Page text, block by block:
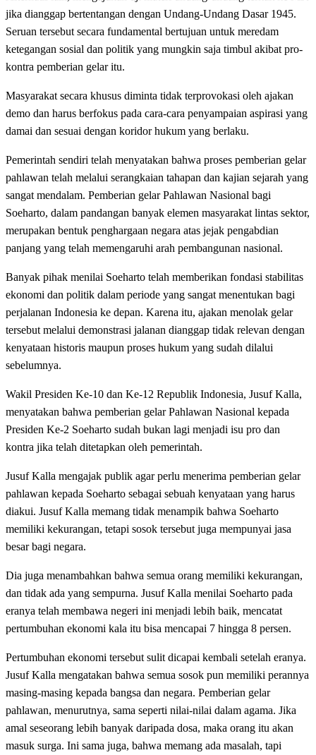
jika dianggap bertentangan dengan Undang-Undang Dasar 1945.
Seruan tersebut secara fundamental bertujuan untuk meredam
ketegangan sosial dan politik yang mungkin saja timbul akibat pro-
kontra pemberian gelar itu.
Masyarakat secara khusus diminta tidak terprovokasi oleh ajakan
demo dan harus berfokus pada cara-cara penyampaian aspirasi yang
damai dan sesuai dengan koridor hukum yang berlaku.
Pemerintah sendiri telah menyatakan bahwa proses pemberian gelar
pahlawan telah melalui serangkaian tahapan dan kajian sejarah yang
sangat mendalam. Pemberian gelar Pahlawan Nasional bagi
Soeharto, dalam pandangan banyak elemen masyarakat lintas sektor,
merupakan bentuk penghargaan negara atas jejak pengabdian
panjang yang telah memengaruhi arah pembangunan nasional.
Banyak pihak menilai Soeharto telah memberikan fondasi stabilitas
ekonomi dan politik dalam periode yang sangat menentukan bagi
perjalanan Indonesia ke depan. Karena itu, ajakan menolak gelar
tersebut melalui demonstrasi jalanan dianggap tidak relevan dengan
kenyataan historis maupun proses hukum yang sudah dilalui
sebelumnya.
Wakil Presiden Ke-10 dan Ke-12 Republik Indonesia, Jusuf Kalla,
menyatakan bahwa pemberian gelar Pahlawan Nasional kepada
Presiden Ke-2 Soeharto sudah bukan lagi menjadi isu pro dan
kontra jika telah ditetapkan oleh pemerintah.
Jusuf Kalla mengajak publik agar perlu menerima pemberian gelar
pahlawan kepada Soeharto sebagai sebuah kenyataan yang harus
diakui. Jusuf Kalla memang tidak menampik bahwa Soeharto
memiliki kekurangan, tetapi sosok tersebut juga mempunyai jasa
besar bagi negara.
Dia juga menambahkan bahwa semua orang memiliki kekurangan,
dan tidak ada yang sempurna. Jusuf Kalla menilai Soeharto pada
eranya telah membawa negeri ini menjadi lebih baik, mencatat
pertumbuhan ekonomi kala itu bisa mencapai 7 hingga 8 persen.
Pertumbuhan ekonomi tersebut sulit dicapai kembali setelah eranya.
Jusuf Kalla mengatakan bahwa semua sosok pun memiliki perannya
masing-masing kepada bangsa dan negara. Pemberian gelar
pahlawan, menurutnya, sama seperti nilai-nilai dalam agama. Jika
amal seseorang lebih banyak daripada dosa, maka orang itu akan
masuk surga. Ini sama juga, bahwa memang ada masalah, tapi